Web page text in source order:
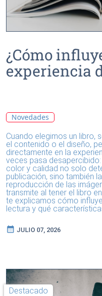
¿Cómo
experiencia
Novedades
Cuando elegimos un libro,
el contenido o el diseño,
directamente en la
veces pasa
color y calidad no solo
publicación, sino también
reproducción de las
transmite al tener el libro
te explicamos cómo
lectura y qué
elegir el más adecuado
calendar_month JULIO 07, 2026
Destacado